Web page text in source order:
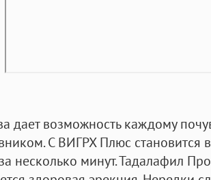
дает возможность каждому
С ВИГРХ Плюс становится
несколько минут. Тадалафил